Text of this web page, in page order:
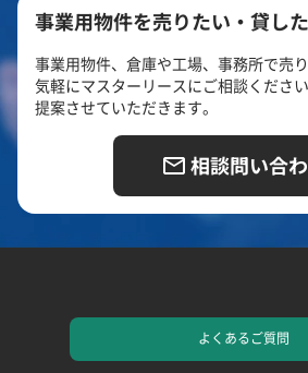
事業用物件を売りたい・貸し
事業用物件、倉庫や工場、事務所で売
気軽にマスターリースにご相談くださ
提案させていただきます。
相談問い合
よくあるご質問